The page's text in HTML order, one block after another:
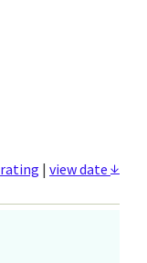
rating | view date ↓